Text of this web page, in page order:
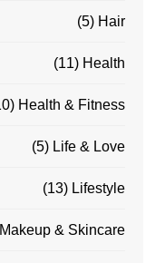
Hair
(5)
Health
(11)
Health & Fitness
(10)
Life & Love
(5)
Lifestyle
(13)
Makeup & Skincare